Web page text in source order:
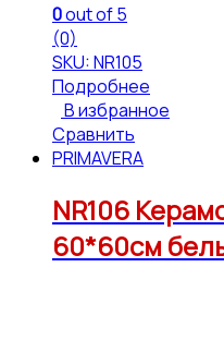
0out of 5
(0)
SKU: NR105
Подробнее
В избранное
Сравнить
PRIMAVERA
NR106
60*60см